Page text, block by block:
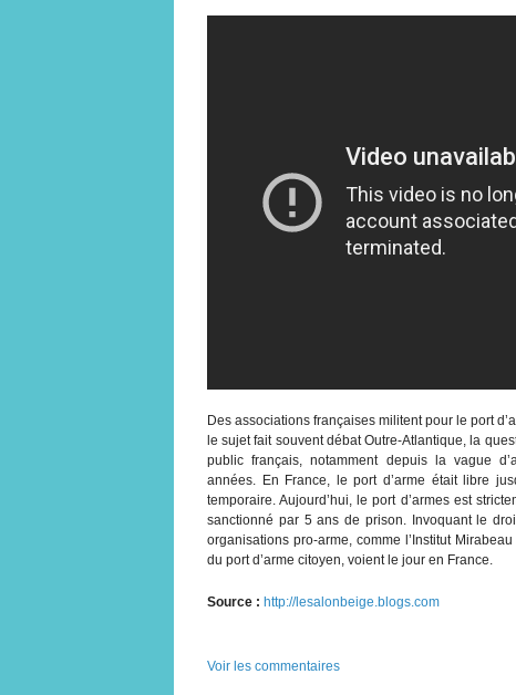
Des associations françaises militent pour le port
le sujet fait souvent débat Outre-Atlantique, la
public français, notamment depuis la vague
années. En France, le port d’arme était libre
temporaire. Aujourd’hui, le port d’armes est
sanctionné par 5 ans de prison. Invoquant le
organisations pro-arme, comme l’Institut
du port d’arme citoyen, voient le jour en France.
Source : http://lesalonbeige.blogs.com
Voir les commentaires